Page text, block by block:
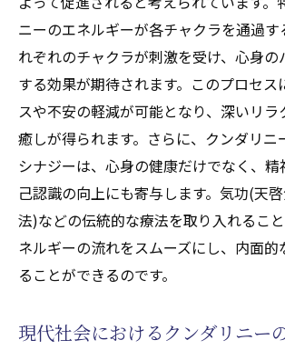
ニーのエネルギーが各チャクラを通過
れぞれのチャクラが刺激を受け、心身
する効果が期待されます。このプロセス
スや不安の軽減が可能となり、深いリラ
癒しが得られます。さらに、クンダリニ
シナジーは、心身の健康だけでなく、精
己認識の向上にも寄与します。気功(天
法)などの伝統的な療法を取り入れるこ
ネルギーの流れをスムーズにし、内面的
ることができるのです。
現代社会におけるクンダリニー